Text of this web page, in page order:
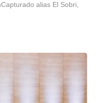
alias El Sobri,